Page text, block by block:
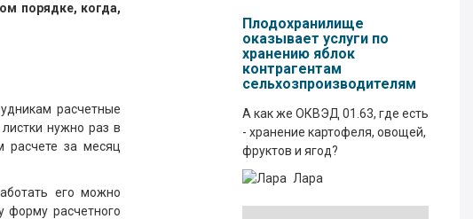
порядке, когда,
расчетные
нужно раз в
расчете за месяц
его можно
форму расчетного
Плодохранилище
оказывает услуги по
хранению яблок
контрагентам
сельхозпроизводителям
А как же ОКВЭД 01.63, где есть
- хранение картофеля, овощей,
фруктов и ягод?
Лара